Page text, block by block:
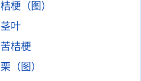
桔梗（图）
茎叶
苦桔梗
栗（图）